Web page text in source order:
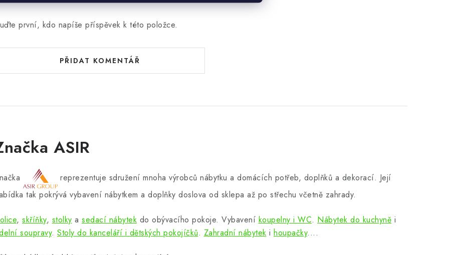
první, kdo napíše příspěvek k této položce.
PŘIDAT KOMENTÁŘ
ASIR
reprezentuje sdružení mnoha výrobců nábytku a domácích potřeb, doplňků a dekorací. Její
tak pokrývá vybavení nábytkem a doplňky doslova od sklepa až po střechu včetně zahrady.
, skříňky, stolky a sedací nábytek do obývacího pokoje. Vybavení koupelny i WC. Nábytek do kuchyně i
soupravy. Stoly do kanceláří i dětských pokojíčků. Zahradní nábytek i houpačky....